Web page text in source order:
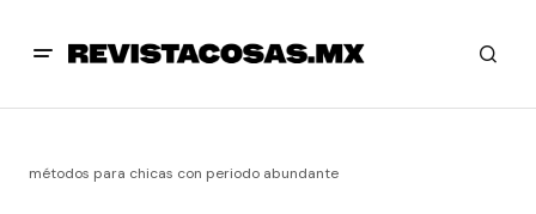
métodos para chicas con periodo abundante